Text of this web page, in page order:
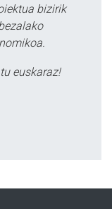
bizirik
euskaraz!